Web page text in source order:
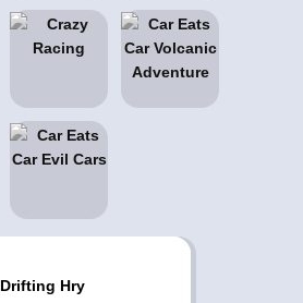
Drifting Hry